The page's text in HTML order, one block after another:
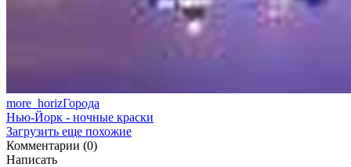
more_horizГорода
Нью-Йорк - ночные краски
Загрузить еще похожие
Комментарии (0)
Написать